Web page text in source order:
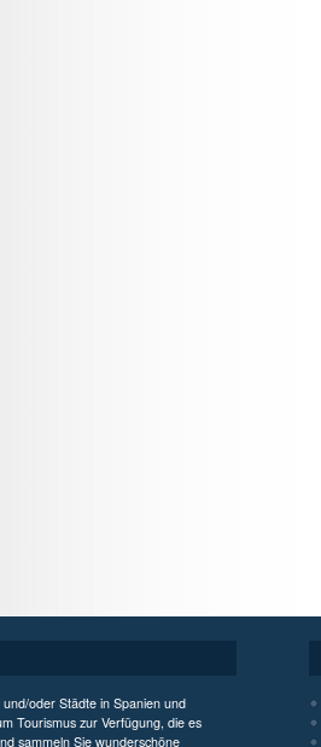
oder Städte in Spanien und
Tourismus zur Verfügung, die es
sammeln Sie wunderschöne